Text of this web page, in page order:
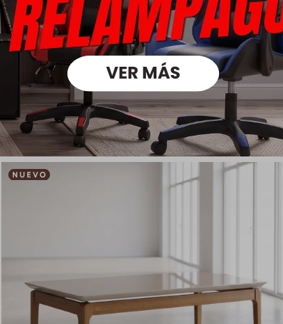
Silla de Comedor Classic Ratán - Línea Manhattan - Tela Lino
Gris/Natural
$ 8.190
$4.053
$4.632